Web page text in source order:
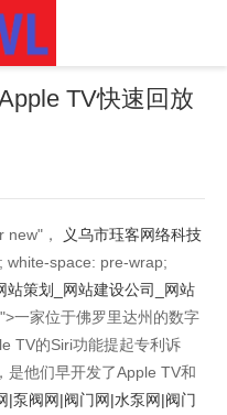
TV快速回放
new"，
义乌市珏客网络科技
white-space: pre-wrap;
站策划_网站建设公司_网站
一家位于佛罗里达州的数字
TV的Siri功能提起专利诉
是他们早开发了Apple TV和
|泵阀网|阀门网|水泵网|阀门